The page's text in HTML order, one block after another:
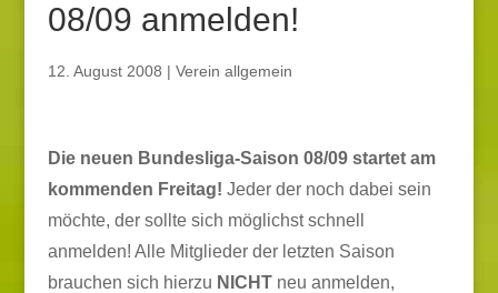
08/09 anmelden!
12. August 2008 | Verein allgemein
Die neuen Bundesliga-Saison 08/09 startet am
kommenden Freitag! Jeder der noch dabei sein
möchte, der sollte sich möglichst schnell
anmelden! Alle Mitglieder der letzten Saison
brauchen sich hierzu NICHTneu anmelden,